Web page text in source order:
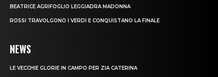
BEATRICE AGRIFOGLIO LEGGIADRA MADONNA
ROSSI TRAVOLGONO I VERDI E CONQUISTANO LA FINALE
NEWS
LE VECCHIE GLORIE IN CAMPO PER ZIA CATERINA